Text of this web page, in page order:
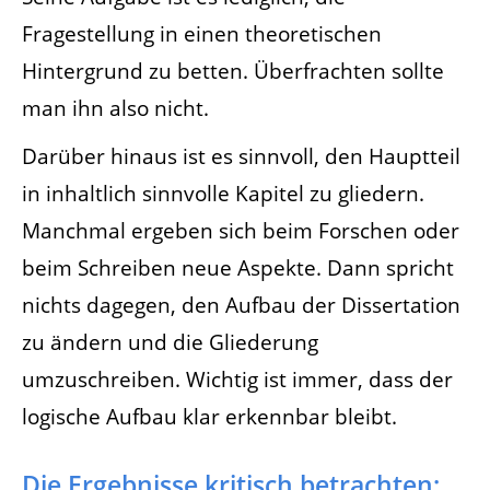
Fragestellung in einen theoretischen
Hintergrund zu betten. Überfrachten sollte
man ihn also nicht.
Darüber hinaus ist es sinnvoll, den Hauptteil
in inhaltlich sinnvolle Kapitel zu gliedern.
Manchmal ergeben sich beim Forschen oder
beim Schreiben neue Aspekte. Dann spricht
nichts dagegen, den Aufbau der Dissertation
zu ändern und die Gliederung
umzuschreiben. Wichtig ist immer, dass der
logische Aufbau klar erkennbar bleibt.